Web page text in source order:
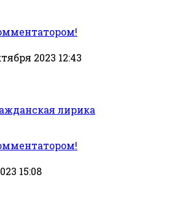
2023 12:43
лирика
15:08